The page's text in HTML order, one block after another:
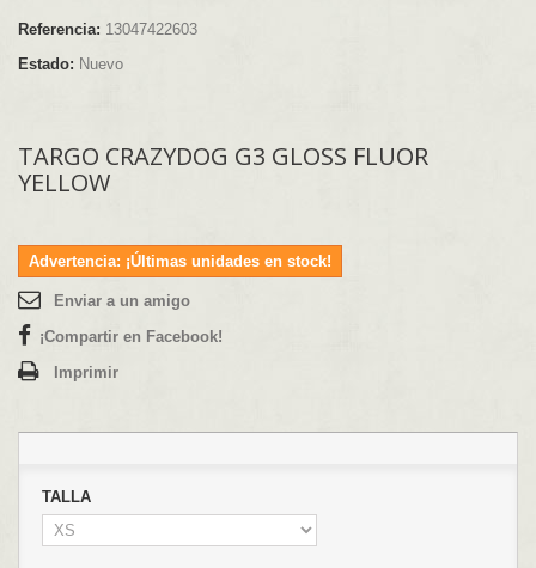
Referencia: 13047422603
Estado: Nuevo
TARGO CRAZYDOG G3 GLOSS FLUOR
YELLOW
Advertencia: ¡Últimas unidades en stock!
Enviar a un amigo
¡Compartir en Facebook!
Imprimir
TALLA